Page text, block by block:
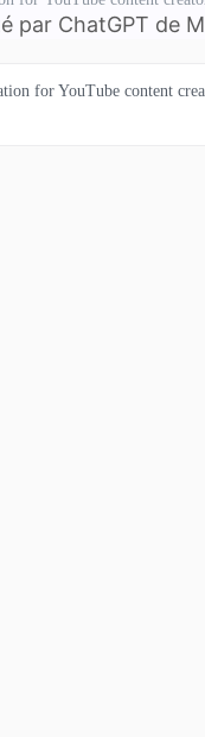
par ChatGPT de
for YouTube content